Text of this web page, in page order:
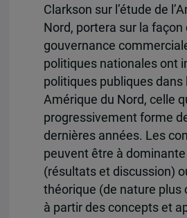
Clarkson sur l’étude de
Nord, portera sur la façon
gouvernance
politiques nationales ont
politiques publiques dans
Amérique du Nord, celle
progressivement forme
dernières années. Les
peuvent être à
(résultats et discussion)
théorique (de nature plus
à partir des concepts et